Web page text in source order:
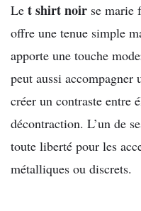
Le t shirt noir se marie
offre une tenue simple
apporte une touche
peut aussi accompagner
créer un contraste entre
décontraction. L’un de
toute liberté pour les
métalliques ou discrets.